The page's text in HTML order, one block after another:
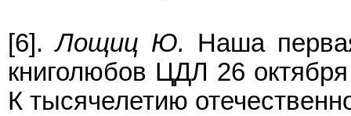
[6].Лощиц Ю.
Наша
книголюбов ЦДЛ 26
К тысячелетию